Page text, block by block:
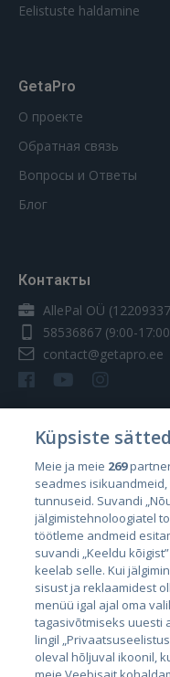
Eelistuste haldamine
GetaPro
О проекте
Обратная связь
Вопросы и Ответы
Блог
Контакты
AllePal OÜ
58536867 (9:00-
contact@getapro.ee
Страны
Эстония
Латвия
Литва
Küpsiste
Meie ja meie 269
seadmes
tunnuseid. Suvandi
jälgimistehnoloogiatel
töötleme andmeid
suvandi „Keeldu
keelab selle. Kui
sisust ja reklaamidest
menüü igal ajal oma
tagasivõtmiseks uuesti
lingil
oleval hõljuval ikoonil,